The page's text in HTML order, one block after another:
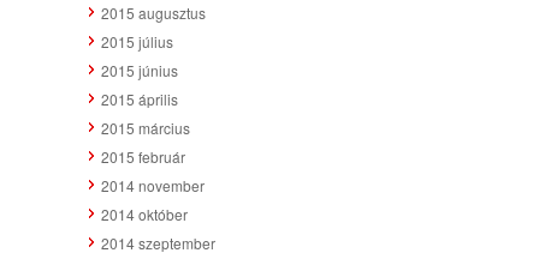
2015 augusztus
2015 július
2015 június
2015 április
2015 március
2015 február
2014 november
2014 október
2014 szeptember